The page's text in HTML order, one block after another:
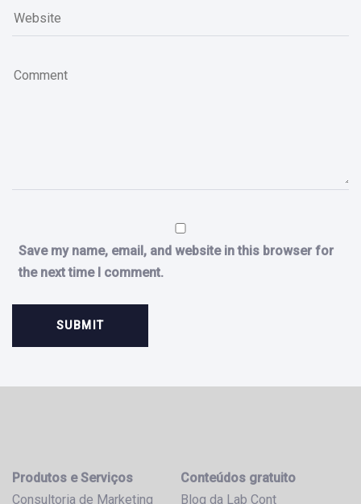
Save my name, email, and website in this browser for
the next time I comment.
Produtos e Serviços
Consultoria de Marketing
Conteúdos gratuito
Blog da Lab Cont